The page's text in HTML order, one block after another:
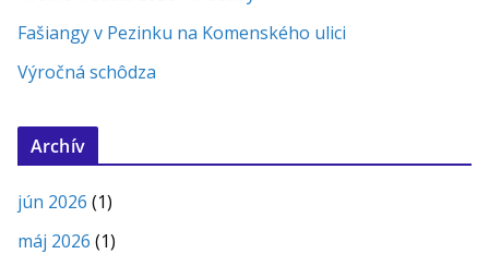
Fašiangy v Pezinku na Komenského ulici
Výročná schôdza
Archív
jún 2026 (1)
máj 2026 (1)